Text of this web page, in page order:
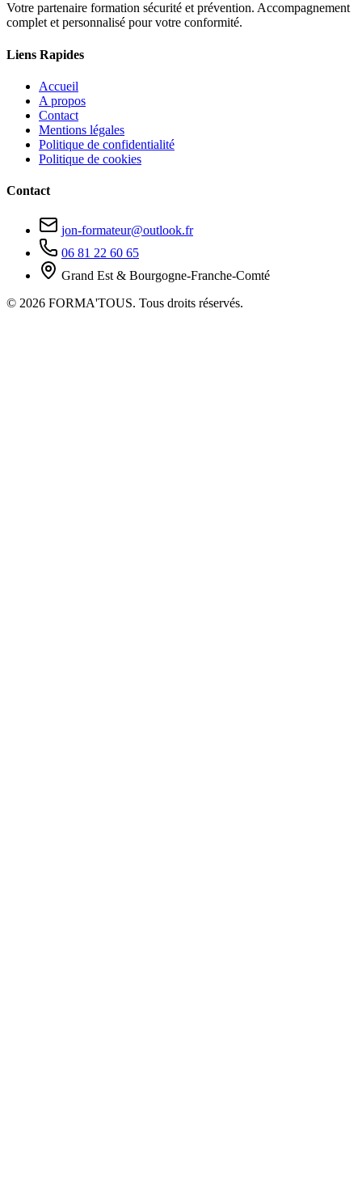
Votre partenaire formation sécurité et prévention. Accompagnement
complet et personnalisé pour votre conformité.
Liens Rapides
Accueil
A propos
Contact
Mentions légales
Politique de confidentialité
Politique de cookies
Contact
jon-formateur@outlook.fr
06 81 22 60 65
Grand Est & Bourgogne-Franche-Comté
© 2026 FORMA'TOUS. Tous droits réservés.